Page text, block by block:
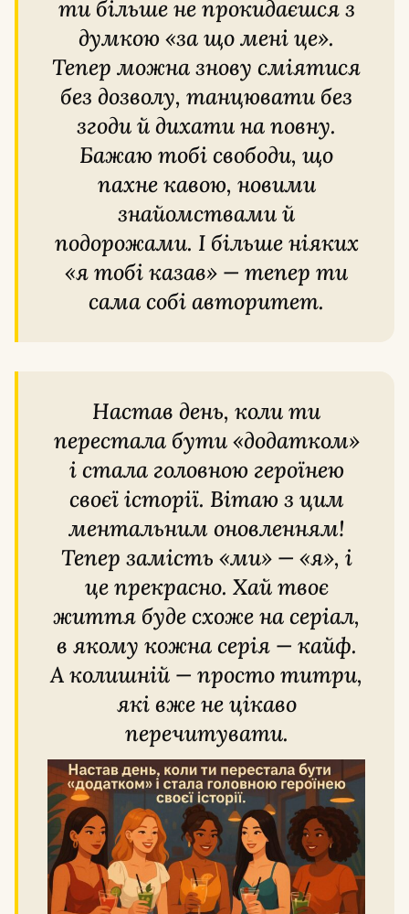
ти більше не прокидаєшся з
думкою «за що мені це».
Тепер можна знову сміятися
без дозволу, танцювати без
згоди й дихати на повну.
Бажаю тобі свободи, що
пахне кавою, новими
знайомствами й
подорожами. І більше ніяких
«я тобі казав» — тепер ти
сама собі авторитет.
Настав день, коли ти
перестала бути «додатком»
і стала головною героїнею
своєї історії. Вітаю з цим
ментальним оновленням!
Тепер замість «ми» — «я», і
це прекрасно. Хай твоє
життя буде схоже на серіал,
в якому кожна серія — кайф.
А колишній — просто титри,
які вже не цікаво
перечитувати.